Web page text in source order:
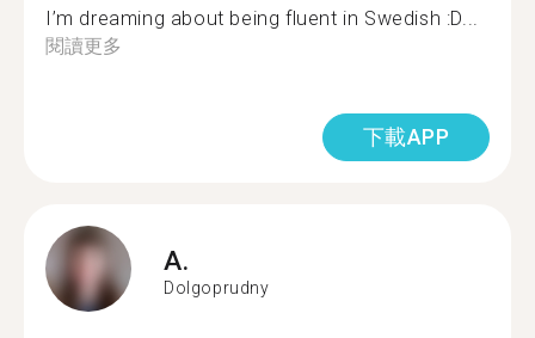
I’m dreaming about being fluent in Swedish :D...
閱讀更多
下載APP
A.
Dolgoprudny